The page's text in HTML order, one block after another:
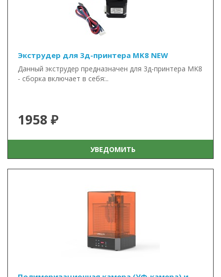
Экструдер для 3д-принтера MK8 NEW
Данный экструдер предназначен для 3д-принтера MK8
- сборка включает в себя:..
1958 ₽
УВЕДОМИТЬ